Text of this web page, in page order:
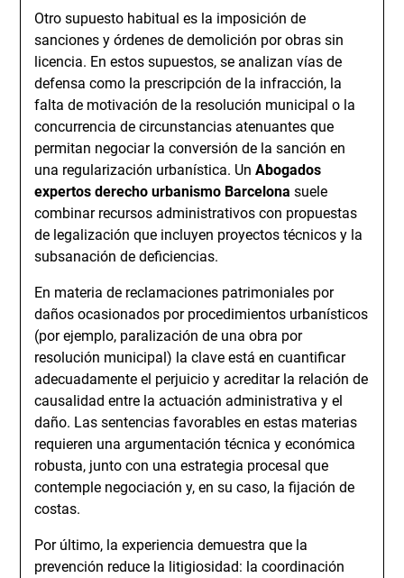
Otro supuesto habitual es la imposición de
sanciones y órdenes de demolición por obras sin
licencia. En estos supuestos, se analizan vías de
defensa como la prescripción de la infracción, la
falta de motivación de la resolución municipal o la
concurrencia de circunstancias atenuantes que
permitan negociar la conversión de la sanción en
una regularización urbanística. UnAbogados
expertos derecho urbanismo Barcelona suele
combinar recursos administrativos con propuestas
de legalización que incluyen proyectos técnicos y la
subsanación de deficiencias.
En materia de reclamaciones patrimoniales por
daños ocasionados por procedimientos urbanísticos
(por ejemplo, paralización de una obra por
resolución municipal) la clave está en cuantificar
adecuadamente el perjuicio y acreditar la relación de
causalidad entre la actuación administrativa y el
daño. Las sentencias favorables en estas materias
requieren una argumentación técnica y económica
robusta, junto con una estrategia procesal que
contemple negociación y, en su caso, la fijación de
costas.
Por último, la experiencia demuestra que la
prevención reduce la litigiosidad: la coordinación